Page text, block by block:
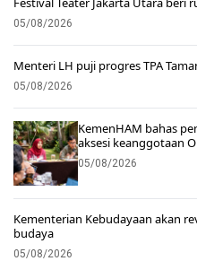
05/08/2026
Menteri LH puji progres TPA
05/08/2026
KemenHAM bahas
aksesi keanggotaan
05/08/2026
Kementerian Kebudayaan akan
budaya
05/08/2026